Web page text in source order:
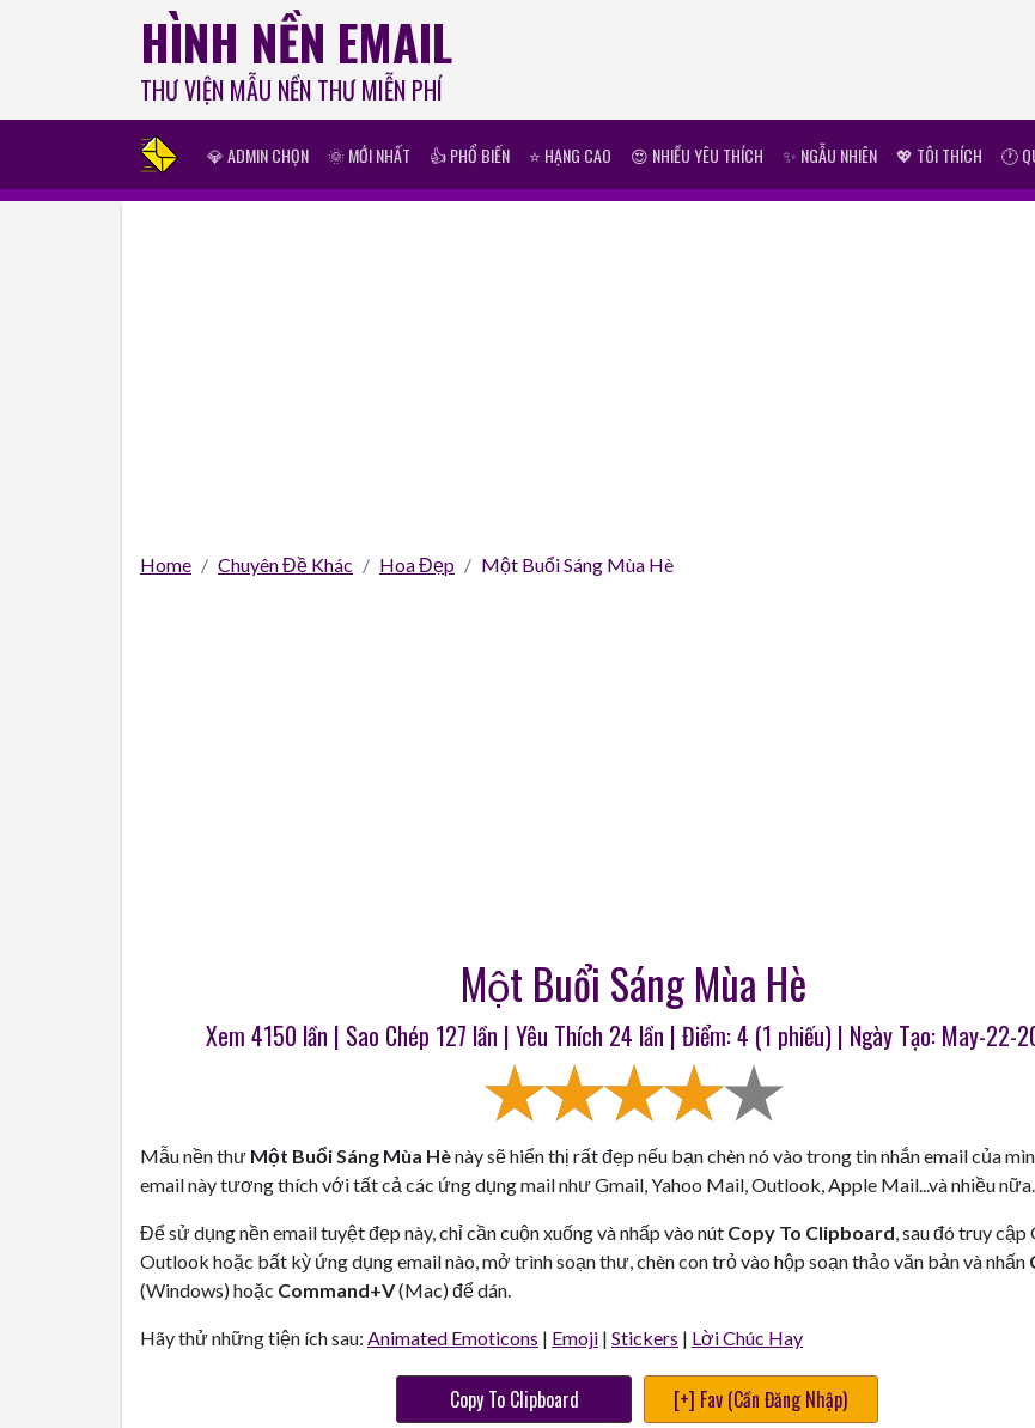
HÌNH NỀN EMAIL
THƯ VIỆN MẪU NỀN THƯ MIỄN PHÍ
💎 ADMIN CHỌN 🌞 MỚI NHẤT 👍 PHỔ BIẾN ⭐ HẠNG CAO 😍 NHIỀU YÊU THÍCH ✨ NGẪU NHIÊN 💖 TÔI THÍCH 🕐
Home Chuyên Đề Khác Hoa Đẹp Một Buổi Sáng Mùa Hè
Một Buổi Sáng Mùa Hè
Xem 4150 lần | Sao Chép 127 lần | Yêu Thích 24 lần | Điểm:4 (1 phiếu) | Ngày Tạo: May-22-
Mẫu nền thư Một Buổi Sáng Mùa Hènày sẽ hiển thị rất đẹp nếu bạn chèn nó vào trong tin nhắn email của
email này tương thích với tất cả các ứng dụng mail như Gmail, Yahoo Mail, Outlook, Apple Mail...và nhiều nữa.
Để sử dụng nền email tuyệt đẹp này, chỉ cần cuộn xuống và nhấp vào nút Copy To Clipboard, sau đó truy cập
Outlook hoặc bất kỳ ứng dụng email nào, mở trình soạn thư, chèn con trỏ vào hộp soạn thảo văn bản và nhấn
(Windows) hoặc Command+V(Mac) để dán.
Hãy thử những tiện ích sau: Animated Emoticons | Emoji | Stickers | Lời Chúc Hay
Copy To Clipboard [+] Fav (Cần Đăng Nhập)